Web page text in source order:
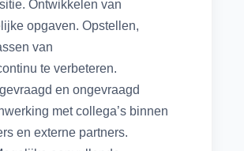
Ontwikkelen van
opgaven. Opstellen,
van
te verbeteren.
en ongevraagd
met collega’s binnen
en externe partners.